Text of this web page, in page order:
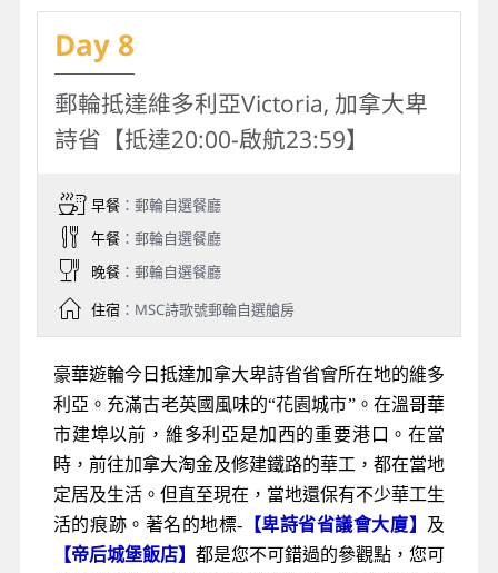
Day 8
郵輪抵達維多利亞Victoria, 加拿大卑
詩省【抵達20:00-啟航23:59】
早餐：郵輪自選餐廳
午餐：郵輪自選餐廳
晚餐：郵輪自選餐廳
住宿：MSC詩歌號郵輪自選艙房
豪華遊輪今日抵達加拿大卑詩省省會所在地的維多
利亞。充滿古老英國風味的“花園城市”。在溫哥華
市建埠以前，維多利亞是加西的重要港口。在當
時，前往加拿大淘金及修建鐵路的華工，都在當地
定居及生活。但直至現在，當地還保有不少華工生
活的痕跡。著名的地標- 【卑詩省省議會大廈】 及
【帝后城堡飯店】 都是您不可錯過的參觀點，您可